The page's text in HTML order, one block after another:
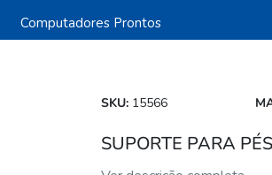
Computadores Prontos
SKU: 15566
SUPORTE PARA